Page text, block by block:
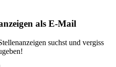
als E-Mail
suchst und vergiss